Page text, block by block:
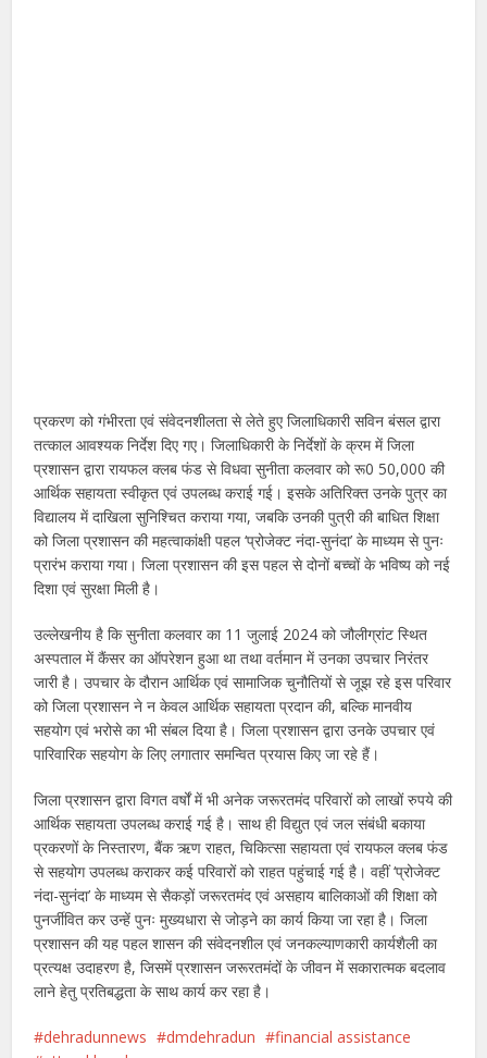
प्रकरण को गंभीरता एवं संवेदनशीलता से लेते हुए जिलाधिकारी सविन बंसल द्वारा
तत्काल आवश्यक निर्देश दिए गए। जिलाधिकारी के निर्देशों के क्रम में जिला
प्रशासन द्वारा रायफल क्लब फंड से विधवा सुनीता कलवार को रू0 50,000 की
आर्थिक सहायता स्वीकृत एवं उपलब्ध कराई गई। इसके अतिरिक्त उनके पुत्र का
विद्यालय में दाखिला सुनिश्चित कराया गया, जबकि उनकी पुत्री की बाधित शिक्षा
को जिला प्रशासन की महत्वाकांक्षी पहल ‘प्रोजेक्ट नंदा-सुनंदा’ के माध्यम से पुनः
प्रारंभ कराया गया। जिला प्रशासन की इस पहल से दोनों बच्चों के भविष्य को नई
दिशा एवं सुरक्षा मिली है।
उल्लेखनीय है कि सुनीता कलवार का 11 जुलाई 2024 को जौलीग्रांट स्थित
अस्पताल में कैंसर का ऑपरेशन हुआ था तथा वर्तमान में उनका उपचार निरंतर
जारी है। उपचार के दौरान आर्थिक एवं सामाजिक चुनौतियों से जूझ रहे इस परिवार
को जिला प्रशासन ने न केवल आर्थिक सहायता प्रदान की, बल्कि मानवीय
सहयोग एवं भरोसे का भी संबल दिया है। जिला प्रशासन द्वारा उनके उपचार एवं
पारिवारिक सहयोग के लिए लगातार समन्वित प्रयास किए जा रहे हैं।
जिला प्रशासन द्वारा विगत वर्षों में भी अनेक जरूरतमंद परिवारों को लाखों रुपये की
आर्थिक सहायता उपलब्ध कराई गई है। साथ ही विद्युत एवं जल संबंधी बकाया
प्रकरणों के निस्तारण, बैंक ऋण राहत, चिकित्सा सहायता एवं रायफल क्लब फंड
से सहयोग उपलब्ध कराकर कई परिवारों को राहत पहुंचाई गई है। वहीं ‘प्रोजेक्ट
नंदा-सुनंदा’ के माध्यम से सैकड़ों जरूरतमंद एवं असहाय बालिकाओं की शिक्षा को
पुनर्जीवित कर उन्हें पुनः मुख्यधारा से जोड़ने का कार्य किया जा रहा है। जिला
प्रशासन की यह पहल शासन की संवेदनशील एवं जनकल्याणकारी कार्यशैली का
प्रत्यक्ष उदाहरण है, जिसमें प्रशासन जरूरतमंदों के जीवन में सकारात्मक बदलाव
लाने हेतु प्रतिबद्धता के साथ कार्य कर रहा है।
dehradunnews dmdehradun
financial assistance